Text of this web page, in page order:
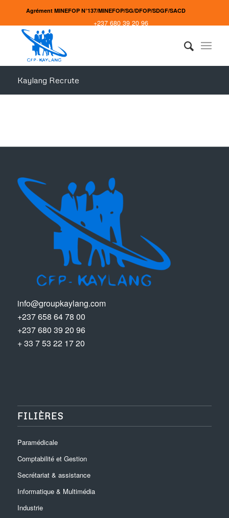
Agrément MINEFOP N°137/MINEFOP/SG/DFOP/SDGF/SACD
+237 680 39 20 96
Kaylang Recrute
info@groupkaylang.com
+237 658 64 78 00
+237 680 39 20 96
+ 33 7 53 22 17 20
FILIÈRES
Paramédicale
Comptabilité et Gestion
Secrétariat & assistance
Informatique & Multimédia
Industrie